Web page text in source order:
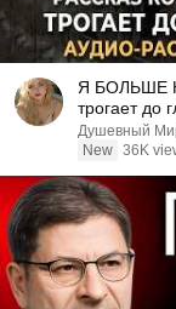
Я БОЛЬШЕ
трогает до
｜ Аудио
Душевный
New 36K